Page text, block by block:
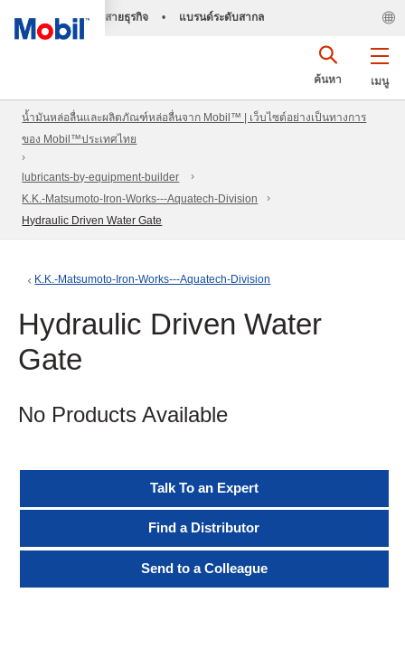
สายธุรกิจ • แบรนด์ระดับสากล
เมนู
ค้นหา
น้ำมันหล่อลื่นและผลิตภัณฑ์หล่อลื่นจาก Mobil™ | เว็บไซต์อย่างเป็นทางการ
ของ Mobil™ประเทศไทย
lubricants-by-equipment-builder
K.K.-Matsumoto-Iron-Works---Aquatech-Division
Hydraulic Driven Water Gate
K.K.-Matsumoto-Iron-Works---Aquatech-Division
Hydraulic Driven Water
Gate
No Products Available
Talk To an Expert
Find a Distributor
Send to a Colleague